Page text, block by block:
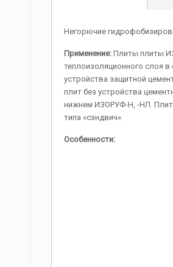
Негорючие
Применение: Плиты плиты
теплоизоляционного слоя
устройства защитной
плит без устройства
нижнем ИЗОРУФ-Н, -НЛ.
типа «сэндвич».
Особенности: